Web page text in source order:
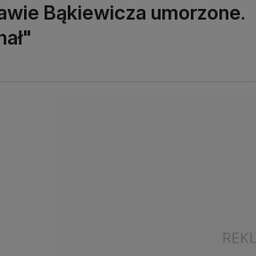
Bąkiewicza umorzone.